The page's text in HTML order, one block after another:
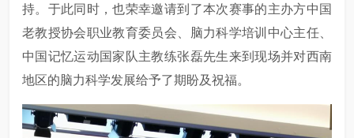
持。于此同时，也荣幸邀请到了本次赛事的主办方中国
老教授协会职业教育委员会、脑力科学培训中心主任、
中国记忆运动国家队主教练张磊先生来到现场并对西南
地区的脑力科学发展给予了期盼及祝福。